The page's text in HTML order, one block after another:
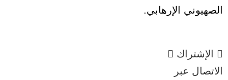
الصهيوني الإرهابي.
الإشتراك
الاتصال عبر